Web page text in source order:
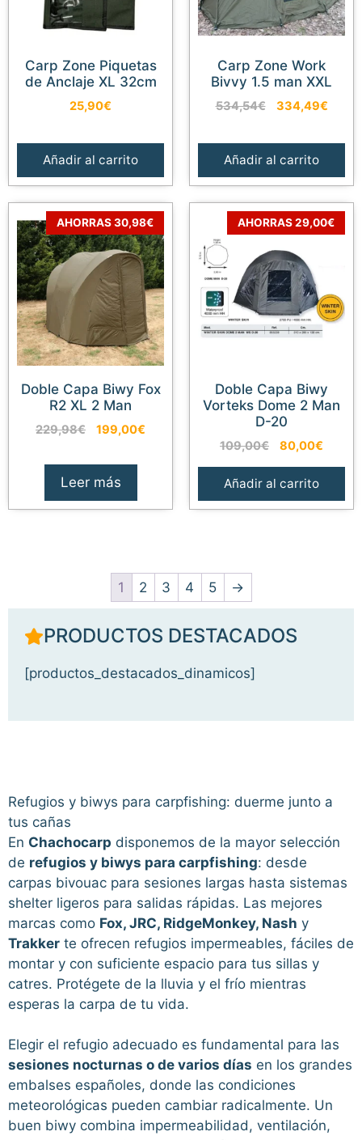
Refugios y biwys para carpfishing: duerme junto a
tus cañas
En Chachocarp disponemos de la mayor selección
de refugios y biwys para carpfishing: desde
carpas bivouac para sesiones largas hasta sistemas
shelter ligeros para salidas rápidas. Las mejores
marcas como Fox, JRC, RidgeMonkey, Nash y
Trakker te ofrecen refugios impermeables, fáciles de
montar y con suficiente espacio para tus sillas y
catres. Protégete de la lluvia y el frío mientras
esperas la carpa de tu vida.
Elegir el refugio adecuado es fundamental para las
sesiones nocturnas o de varios días en los grandes
embalses españoles, donde las condiciones
meteorológicas pueden cambiar radicalmente. Un
buen biwy combina impermeabilidad, ventilación,
Carp Zone Piquetas
de Anclaje XL 32cm
25,90€
Añadir al carrito
Carp Zone Work
Bivvy 1.5 man XXL
534,54€
El
era:
334,49€El
Añadir al carrito
AHORRAS 30,98€
Doble Capa Biwy Fox
R2 XL 2 Man
229,98€
El
original
era:
199,00€
Leer más
AHORRAS 29,00€
Doble Capa Biwy
Vorteks Dome 2 Man
D-20
109,00€
El
original
109,00€.
80,00€
Añadir al carrito
1 2 3 4 5 →
PRODUCTOS DESTACADOS
[productos_destacados_dinamicos]